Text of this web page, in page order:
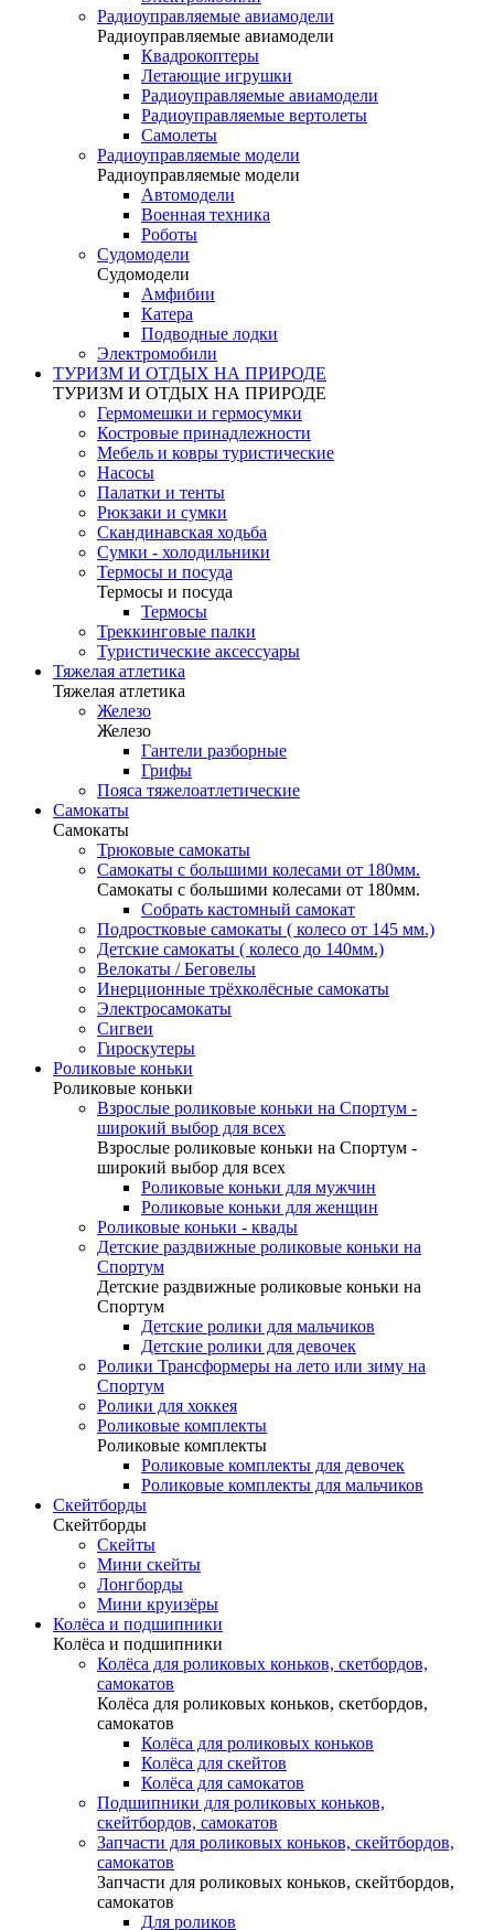
Радиоуправляемые авиамодели
Радиоуправляемые авиамодели
Квадрокоптеры
Летающие игрушки
Радиоуправляемые авиамодели
Радиоуправляемые вертолеты
Самолеты
Радиоуправляемые модели
Радиоуправляемые модели
Автомодели
Военная техника
Роботы
Судомодели
Судомодели
Амфибии
Катера
Подводные лодки
Электромобили
ТУРИЗМ И ОТДЫХ НА ПРИРОДЕ
ТУРИЗМ И ОТДЫХ НА ПРИРОДЕ
Гермомешки и гермосумки
Костровые принадлежности
Мебель и ковры туристические
Насосы
Палатки и тенты
Рюкзаки и сумки
Скандинавская ходьба
Сумки - холодильники
Термосы и посуда
Термосы и посуда
Термосы
Треккинговые палки
Туристические аксессуары
Тяжелая атлетика
Тяжелая атлетика
Железо
Железо
Гантели разборные
Грифы
Пояса тяжелоатлетические
Самокаты
Самокаты
Трюковые самокаты
Самокаты с большими колесами от 180мм.
Самокаты с большими колесами от 180мм.
Собрать кастомный самокат
Подростковые самокаты ( колесо от 145 мм.)
Детские самокаты ( колесо до 140мм.)
Велокаты / Беговелы
Инерционные трёхколёсные самокаты
Электросамокаты
Сигвеи
Гироскутеры
Роликовые коньки
Роликовые коньки
Взрослые роликовые коньки на Спортум -
широкий выбор для всех
Взрослые роликовые коньки на Спортум -
широкий выбор для всех
Роликовые коньки для мужчин
Роликовые коньки для женщин
Роликовые коньки - квады
Детские раздвижные роликовые коньки на
Спортум
Детские раздвижные роликовые коньки на
Спортум
Детские ролики для мальчиков
Детские ролики для девочек
Ролики Трансформеры на лето или зиму на
Спортум
Ролики для хоккея
Роликовые комплекты
Роликовые комплекты
Роликовые комплекты для девочек
Роликовые комплекты для мальчиков
Скейтборды
Скейтборды
Скейты
Мини скейты
Лонгборды
Мини круизёры
Колёса и подшипники
Колёса и подшипники
Колёса для роликовых коньков, скетбордов,
самокатов
Колёса для роликовых коньков, скетбордов,
самокатов
Колёса для роликовых коньков
Колёса для скейтов
Колёса для самокатов
Подшипники для роликовых коньков,
скейтбордов, самокатов
Запчасти для роликовых коньков, скейтбордов,
самокатов
Запчасти для роликовых коньков, скейтбордов,
самокатов
Для роликов